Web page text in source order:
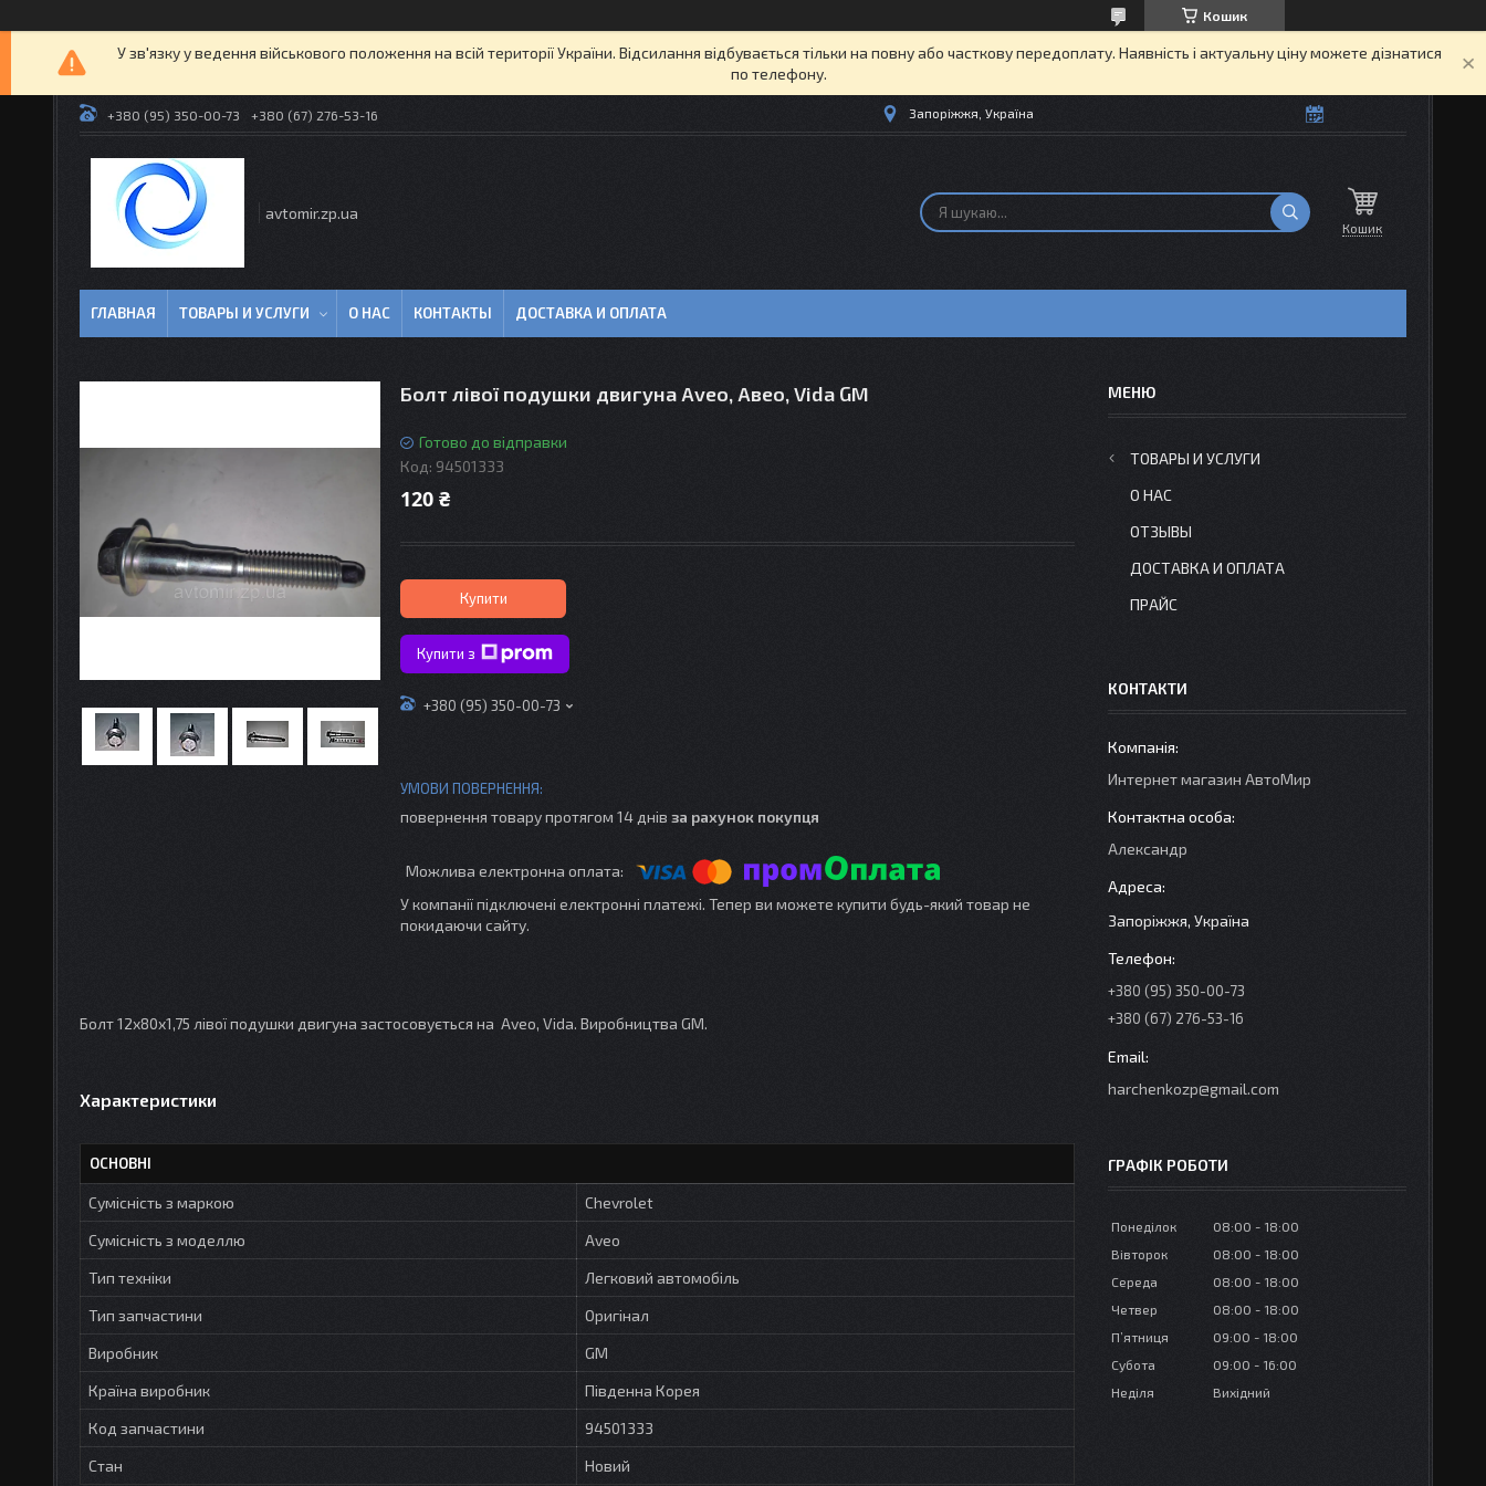
Кошик
У зв'язку у ведення військового положення на всій території України. Відсилання відбувається тільки на повну або часткову передоплату. Наявність і актуальну ціну можете дізнатися
по телефону.
+380 (95) 350-00-73 +380 (67) 276-53-16 Запоріжжя, Україна
avtomir.zp.ua
Кошик
ГЛАВНАЯ ТОВАРЫ И УСЛУГИ О НАС КОНТАКТЫ ДОСТАВКА И ОПЛАТА
Болт лівої подушки двигуна Aveo, Авео, Vida GM
Готово до відправки
Код: 94501333
120 ₴
Купити
Купити з
+380 (95) 350-00-73
повернення товару протягом 14 днів за рахунок покупця
У компанії підключені електронні платежі. Тепер ви можете купити будь-який товар не
покидаючи сайту.
Болт 12х80х1,75 лівої подушки двигуна застосовується на Aveo, Vida. Виробництва GM.
Характеристики
ОСНОВНІ
Сумісність з маркою
Chevrolet
Сумісність з моделлю
Aveo
Тип техніки
Легковий автомобіль
Тип запчастини
Оригінал
Виробник
GM
Країна виробник
Південна Корея
Код запчастини
94501333
Стан
Новий
ТОВАРЫ И УСЛУГИ
О НАС
ОТЗЫВЫ
ДОСТАВКА И ОПЛАТА
ПРАЙС
КОНТАКТИ
Интернет магазин АвтоМир
Александр
Запоріжжя, Україна
+380 (95) 350-00-73
+380 (67) 276-53-16
harchenkozp@gmail.com
ГРАФІК РОБОТИ
Понеділок 08:00
18:00
Вівторок
08:00
18:00
Середа
08:00
18:00
Четвер
08:00
18:00
Пʼятниця
09:00
18:00
Субота
09:00
16:00
Неділя
Вихідний